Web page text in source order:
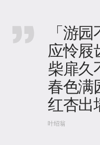
「游园
应怜屐
柴扉久
春色满
红杏出
叶绍翁